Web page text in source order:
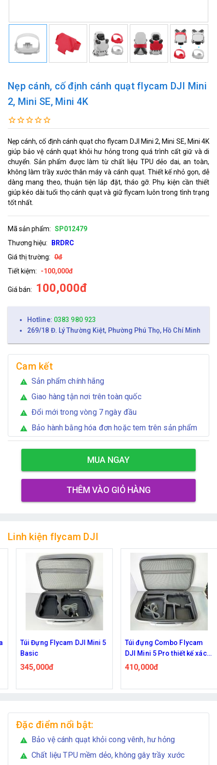
Nẹp cánh, cố định cánh quạt flycam DJI Mini
2, Mini SE, Mini 4K
Nẹp cánh, cố định cánh quạt cho flycam DJI Mini 2, Mini SE, Mini 4K
giúp bảo vệ cánh quạt khỏi hư hỏng trong quá trình cất giữ và di
chuyển. Sản phẩm được làm từ chất liệu TPU dẻo dai, an toàn,
không làm trầy xước thân máy và cánh quạt. Thiết kế nhỏ gọn, dễ
dàng mang theo, thuận tiện lắp đặt, tháo gỡ. Phụ kiện cần thiết
giúp kéo dài tuổi thọ cánh quạt và giữ flycam luôn trong tình trạng
tốt nhất.
Mã sản phẩm: SP012479
Thương hiệu:
BRDRC
Giá thị trường: 0đ
Tiết kiệm:
-100,000đ
Giá bán: 100,000đ
Hotline: 0383 980 923
269/18 Đ. Lý Thường Kiệt, Phường Phú Thọ, Hồ Chí Minh
Cam kết
warning Sản phẩm chính hãng
warning Giao hàng tận nơi trên toàn quốc
warning Đổi mới trong vòng 7 ngày đầu
warning Bảo hành bằng hóa đơn hoặc tem trên sản phẩm
MUA NGAY
THÊM VÀO GIỎ HÀNG
Linh kiện flycam DJI
Túi Đựng Flycam DJI Mini 5
Basic
345,000đ
Túi đựng Combo Flycam
DJI Mini 5 Pro thiết kế xách
tay kèm dây đeo chéo
410,000đ
Đặc điểm nổi bật:
warning Bảo vệ cánh quạt khỏi cong vênh, hư hỏng
warning Chất liệu TPU mềm dẻo, không gây trầy xước